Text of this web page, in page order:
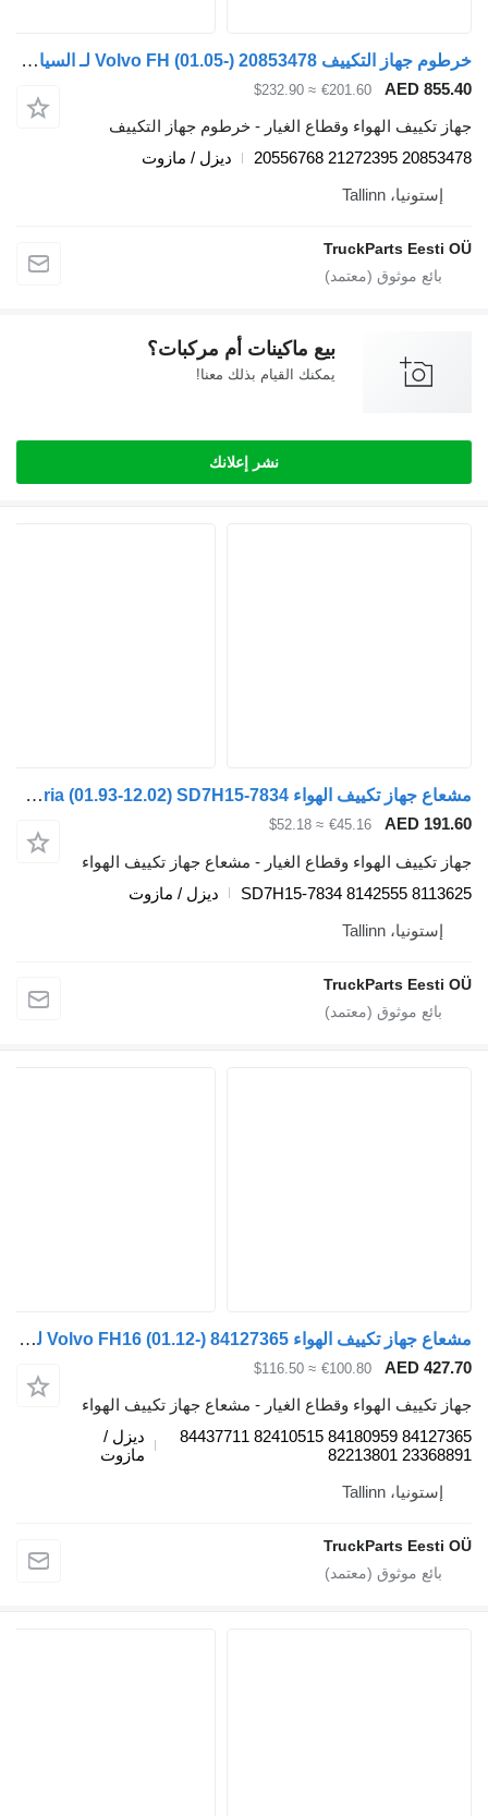
خرطوم جهاز التكييف Volvo FH (01.05-) 20853478 لـ السيارات القاطرة Volvo FH12, FH16, NH12, FH, VNL780 (1993-2014)
AED
€201.60
≈ $232.90
تكييف الهواء وقطاع الغيار - خرطوم جهاز التكييف
20853478 21272395
ديزل / مازوت
إستونيا، Tallinn
TruckParts Eesti
بيع ماكينات أم مركبات؟
يمكنك القيام بذلك معنا!
نشر إعلانك
مشعاع جهاز تكييف الهواء Volvo FH12 1-seeria (01.93-12.02) SD7H15-7834 لـ السيارات القاطرة Volvo FH12, FH16, NH12, FH, VNL780 (1993-2014)
AED
€45.16
≈ $52.18
تكييف الهواء وقطاع الغيار - مشعاع جهاز تكييف الهواء
SD7H15-7834 8142555
ديزل / مازوت
إستونيا، Tallinn
TruckParts Eesti
مشعاع جهاز تكييف الهواء Volvo FH16 (01.12-) 84127365 لـ السيارات القاطرة Volvo FH12, FH16, NH12, FH, VNL780 (1993-2014)
AED
€100.80
≈ $116.50
تكييف الهواء وقطاع الغيار - مشعاع جهاز تكييف الهواء
84127365 84180959 82410515 84437711
23368891
ديزل /
مازوت
إستونيا، Tallinn
TruckParts Eesti